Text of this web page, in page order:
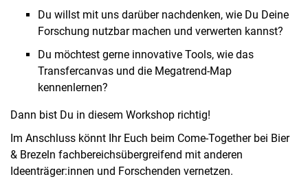
Du willst mit uns darüber nachdenken, wie Du Deine
Forschung nutzbar machen und verwerten kannst?
Du möchtest gerne innovative Tools, wie das
Transfercanvas und die Megatrend-Map
kennenlernen?
Dann bist Du in diesem Workshop richtig!
Im Anschluss könnt Ihr Euch beim Come-Together bei Bier
& Brezeln fachbereichsübergreifend mit anderen
Ideenträger:innen und Forschenden vernetzen.